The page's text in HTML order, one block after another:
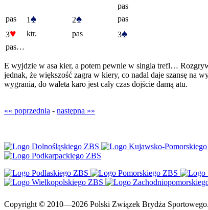
pas
pas
1♠ 2♠
pas
3♥ ktr. pas 3♠
pas…
E wyjdzie w asa kier, a potem pewnie w singla trefl…
jednak, że większość zagra w kiery, co nadal daje szansę na
wygrania, do waleta karo jest cały czas dojście damą atu.
«« poprzednia - następna »»
Copyright © 2010—2026 Polski Związek Brydża